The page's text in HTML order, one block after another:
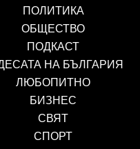
ПОЛИТИКА
ОБЩЕСТВО
ПОДКАСТ
НА БЪЛГАРИЯ
ЛЮБОПИТНО
БИЗНЕС
СВЯТ
СПОРТ